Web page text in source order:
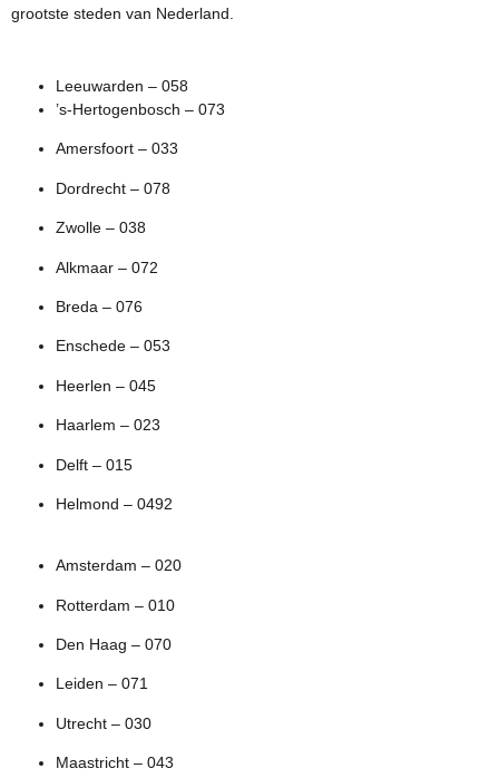
grootste steden van Nederland.
Leeuwarden – 058
’s-Hertogenbosch – 073
Amersfoort – 033
Dordrecht – 078
Zwolle – 038
Alkmaar – 072
Breda – 076
Enschede – 053
Heerlen – 045
Haarlem – 023
Delft – 015
Helmond – 0492
Amsterdam – 020
Rotterdam – 010
Den Haag – 070
Leiden – 071
Utrecht – 030
Maastricht – 043